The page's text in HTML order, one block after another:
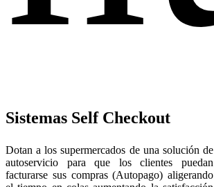
Sistemas Self Checkout
Dotan a los supermercados de una solución de
autoservicio para que los clientes puedan
facturarse sus compras (Autopago) aligerando